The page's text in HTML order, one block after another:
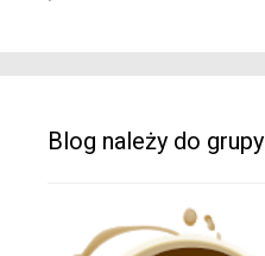
Blog należy do grupy